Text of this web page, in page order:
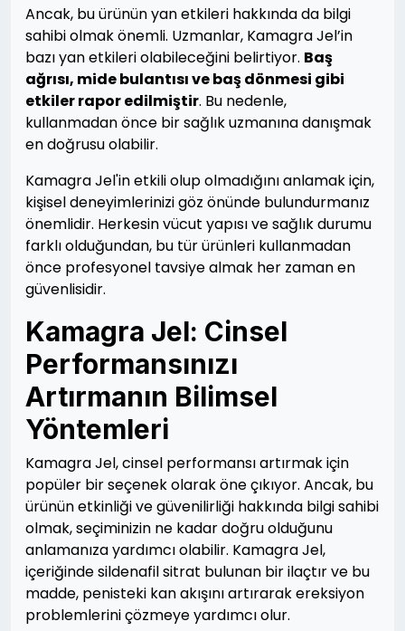
Ancak, bu ürünün yan etkileri hakkında da bilgi
sahibi olmak önemli. Uzmanlar, Kamagra Jel’in
bazı yan etkileri olabileceğini belirtiyor. Baş
ağrısı, mide bulantısı ve baş dönmesi gibi
etkiler rapor edilmiştir. Bu nedenle,
kullanmadan önce bir sağlık uzmanına danışmak
en doğrusu olabilir.
Kamagra Jel'in etkili olup olmadığını anlamak için,
kişisel deneyimlerinizi göz önünde bulundurmanız
önemlidir. Herkesin vücut yapısı ve sağlık durumu
farklı olduğundan, bu tür ürünleri kullanmadan
önce profesyonel tavsiye almak her zaman en
güvenlisidir.
Kamagra Jel: Cinsel
Performansınızı
Artırmanın Bilimsel
Yöntemleri
Kamagra Jel, cinsel performansı artırmak için
popüler bir seçenek olarak öne çıkıyor. Ancak, bu
ürünün etkinliği ve güvenilirliği hakkında bilgi sahibi
olmak, seçiminizin ne kadar doğru olduğunu
anlamanıza yardımcı olabilir. Kamagra Jel,
içeriğinde sildenafil sitrat bulunan bir ilaçtır ve bu
madde, penisteki kan akışını artırarak ereksiyon
problemlerini çözmeye yardımcı olur.